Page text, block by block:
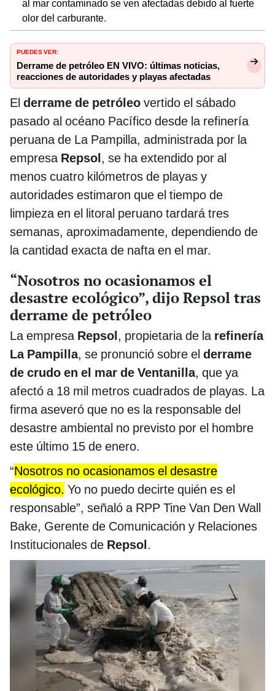
al mar contaminado se ven afectadas debido al fuerte
olor del carburante.
PUEDES VER:
Derrame de petróleo EN VIVO: últimas noticias,
reacciones de autoridades y playas afectadas
El derrame de petróleo vertido el sábado
pasado al océano Pacífico desde la refinería
peruana de La Pampilla, administrada por la
empresa Repsol, se ha extendido por al
menos cuatro kilómetros de playas y
autoridades estimaron que el tiempo de
limpieza en el litoral peruano tardará tres
semanas, aproximadamente, dependiendo de
la cantidad exacta de nafta en el mar.
“Nosotros no ocasionamos el
desastre ecológico”, dijo Repsol tras
derrame de petróleo
La empresa Repsol, propietaria de la refinería
La Pampilla, se pronunció sobre el derrame
de crudo en el mar de Ventanilla, que ya
afectó a 18 mil metros cuadrados de playas. La
firma aseveró que no es la responsable del
desastre ambiental no previsto por el hombre
este último 15 de enero.
“Nosotros no ocasionamos el desastre
ecológico. Yo no puedo decirte quién es el
responsable”, señaló a RPP Tine Van Den Wall
Bake, Gerente de Comunicación y Relaciones
Institucionales de Repsol.